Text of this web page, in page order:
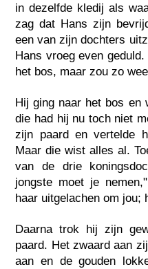
in dezelfde kledij als
zag dat Hans zijn
een van zijn dochters
Hans vroeg even
het bos, maar zou zo
Hij ging naar het bos en
die had hij nu toch niet
zijn paard en vertelde
Maar die wist alles al.
van de drie
jongste moet je
haar uitgelachen om jou;
Daarna trok hij zijn
paard. Het zwaard aan
aan en de gouden